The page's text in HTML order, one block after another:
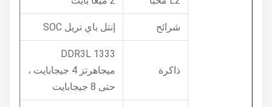
شرائح إنتل باي تريل SOC
ذاكرة
DDR3L 1333
ميجاهرتز 4 جيجابايت ،